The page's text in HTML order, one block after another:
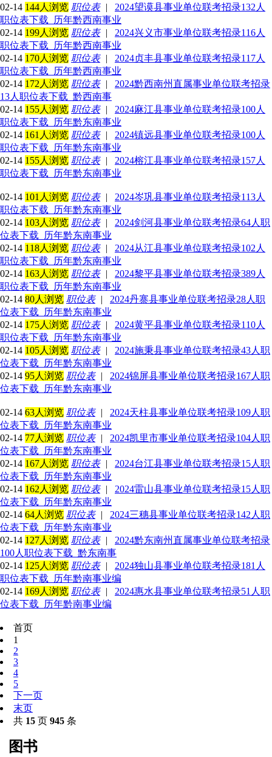
02-14 144人浏览 职位表|
2024望谟县事业单位联考招录132人
职位表下载_历年黔西南事业
02-14 199人浏览 职位表|
2024兴义市事业单位联考招录116人
职位表下载_历年黔西南事业
02-14 170人浏览 职位表|
2024贞丰县事业单位联考招录117人
职位表下载_历年黔西南事业
02-14 172人浏览 职位表|
2024黔西南州直属事业单位联考招录
13人职位表下载_黔西南事
02-14 155人浏览 职位表|
2024麻江县事业单位联考招录100人
职位表下载_历年黔东南事业
02-14 161人浏览 职位表|
2024镇远县事业单位联考招录100人
职位表下载_历年黔东南事业
02-14 155人浏览 职位表|
2024榕江县事业单位联考招录157人
职位表下载_历年黔东南事业
02-14 101人浏览 职位表|
2024岑巩县事业单位联考招录113人
职位表下载_历年黔东南事业
02-14 103人浏览 职位表|
2024剑河县事业单位联考招录64人职
位表下载_历年黔东南事业
02-14 118人浏览 职位表|
2024从江县事业单位联考招录102人
职位表下载_历年黔东南事业
02-14 163人浏览 职位表|
2024黎平县事业单位联考招录389人
职位表下载_历年黔东南事业
02-14 80人浏览 职位表|
2024丹寨县事业单位联考招录28人职
位表下载_历年黔东南事业
02-14 175人浏览 职位表|
2024黄平县事业单位联考招录110人
职位表下载_历年黔东南事业
02-14 105人浏览 职位表|
2024施秉县事业单位联考招录43人职
位表下载_历年黔东南事业
02-14 95人浏览 职位表|
2024锦屏县事业单位联考招录167人职
位表下载_历年黔东南事业
02-14 63人浏览 职位表|
2024天柱县事业单位联考招录109人职
位表下载_历年黔东南事业
02-14 77人浏览 职位表|
2024凯里市事业单位联考招录104人职
位表下载_历年黔东南事业
02-14 167人浏览 职位表|
2024台江县事业单位联考招录15人职
位表下载_历年黔东南事业
02-14 162人浏览 职位表|
2024雷山县事业单位联考招录15人职
位表下载_历年黔东南事业
02-14 64人浏览 职位表|
2024三穗县事业单位联考招录142人职
位表下载_历年黔东南事业
02-14 127人浏览 职位表|
2024黔东南州直属事业单位联考招录
100人职位表下载_黔东南事
02-14 125人浏览 职位表|
2024独山县事业单位联考招录181人
职位表下载_历年黔南事业编
02-14 169人浏览 职位表|
2024惠水县事业单位联考招录51人职
位表下载_历年黔南事业编
首页
1
2
3
4
5
下一页
末页
共 15 页 945 条
图书